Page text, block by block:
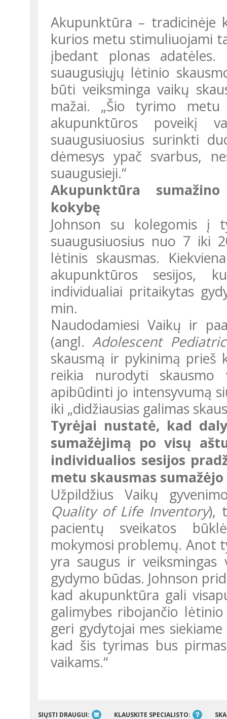
Akupunktūra – tradicinėje kinų medicinoje naudojama praktika,
kurios metu stimuliuojami
įbedant plonas
suaugusiųjų lėtinio
būti veiksminga vaikų
mažai. „Šio tyrimo
akupunktūros poveikį
suaugusiuosius surinkti
dėmesys ypač svarbus,
suaugusieji.“
Akupunktūra sumažino skausmą, pagerino gyvenimo
kokybę
Johnson su kolegomis į tyrimą įtraukė 55 vaikus ir jaunus
suaugusiuosius nuo 7 iki
lėtinis skausmas.
akupunktūros sesijos,
individualiai pritaikytas
min.
Naudodamiesi Vaikų ir paauglių skausmo vertinimo priemone
(angl.Adolescent
skausmą ir pykinimą prieš
reikia nurodyti
apibūdinti jo intensyvumą
iki „didžiausias galimas
Tyrėjai nustatė, kad dalyviai nurodė reikšmingą skausmo
sumažėjimą po visų
individualios sesijos
metu skausmas
Užpildžius Vaikų
Quality of Life Inventory),
pacientų sveikatos
mokymosi problemų. Anot
yra saugus ir veiksmingas
gydymo būdas. Johnson
kad akupunktūra gali
galimybes ribojančio
geri gydytojai mes
kad šis tyrimas bus
vaikams.“
SIŲSTI DRAUGUI: KLAUSKITE SPECIALISTO: